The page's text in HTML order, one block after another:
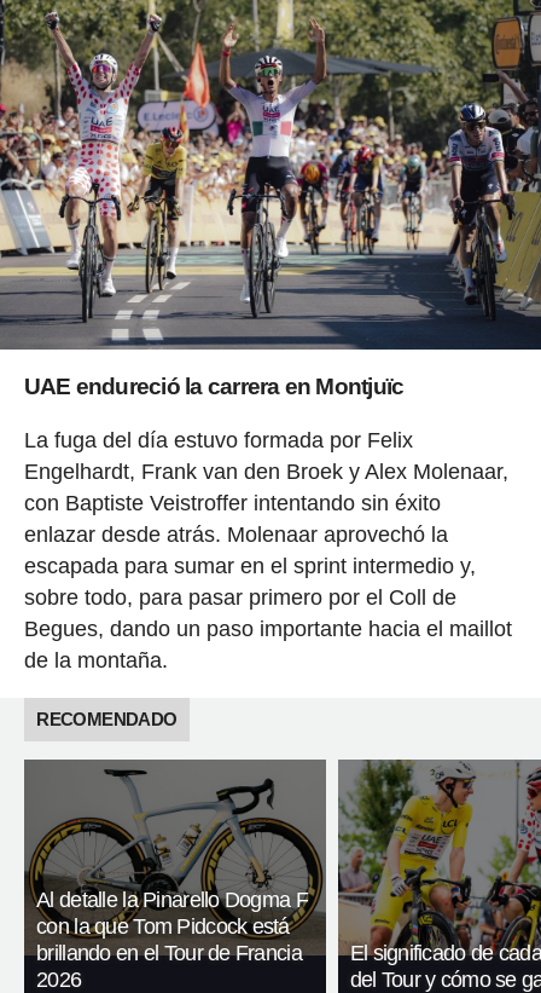
UAE endureció la carrera en Montjuïc
La fuga del día estuvo formada por Felix
Engelhardt, Frank van den Broek y Alex Molenaar,
con Baptiste Veistroffer intentando sin éxito
enlazar desde atrás. Molenaar aprovechó la
escapada para sumar en el sprint intermedio y,
sobre todo, para pasar primero por el Coll de
Begues, dando un paso importante hacia el maillot
de la montaña.
RECOMENDADO
Al detalle la Pinarello Dogma F
con la que Tom Pidcock está
brillando en el Tour de Francia
2026
El significado de
del Tour y cómo se